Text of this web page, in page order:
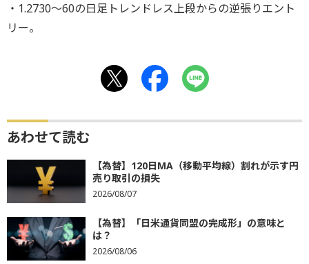
・1.2730〜60の日足トレンドレス上段からの逆張りエント
リー。
あわせて読む
【為替】120日MA（移動平均線）割れが示す円
売り取引の損失
2026/08/07
【為替】「日米通貨同盟の完成形」の意味と
は？
2026/08/06